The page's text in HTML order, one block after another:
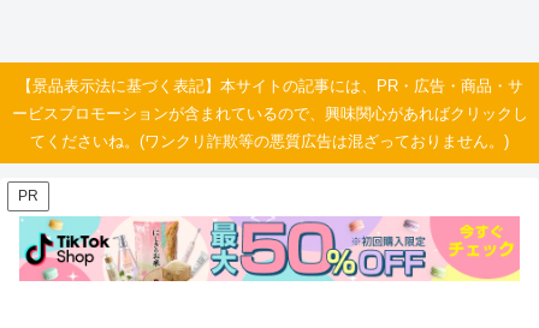
【景品表示法に基づく表記】本サイトの記事には、PR・広告・商品・サ
ービスプロモーションが含まれているので、興味関心があればクリックし
てくださいね。(ワンクリ詐欺等の悪質広告は混ざっておりません。)
PR